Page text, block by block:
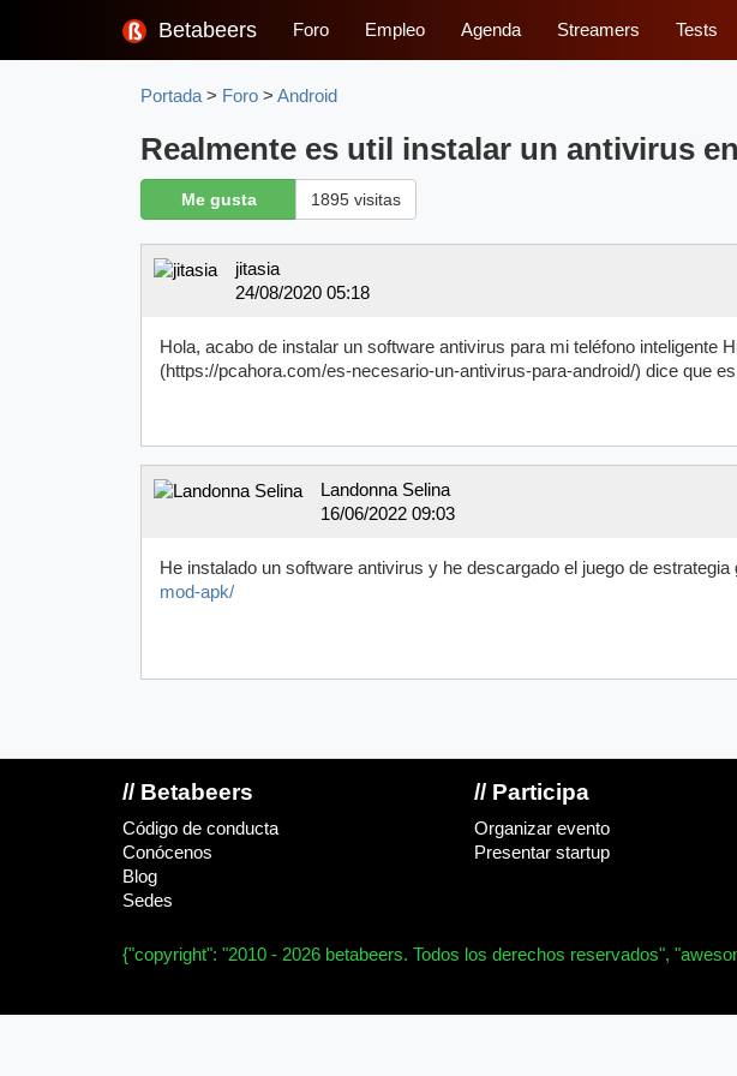
Betabeers Foro Empleo Agenda Streamers Tests
Portada > Foro > Android
Realmente es util instalar un antivirus
Me gusta 1895 visitas
jitasia
24/08/2020 05:18
Hola, acabo de instalar un software antivirus para mi teléfono inteligente
(https://pcahora.com/es-necesario-un-antivirus-para-android/) dice que
Landonna Selina
16/06/2022 09:03
He instalado un software antivirus y he descargado el juego de estrategia
mod-apk/
// Betabeers
Código de conducta
Conócenos
Blog
Sedes
// Participa
Organizar evento
Presentar startup
{"copyright": "2010 - 2026 betabeers. Todos los derechos reservados",